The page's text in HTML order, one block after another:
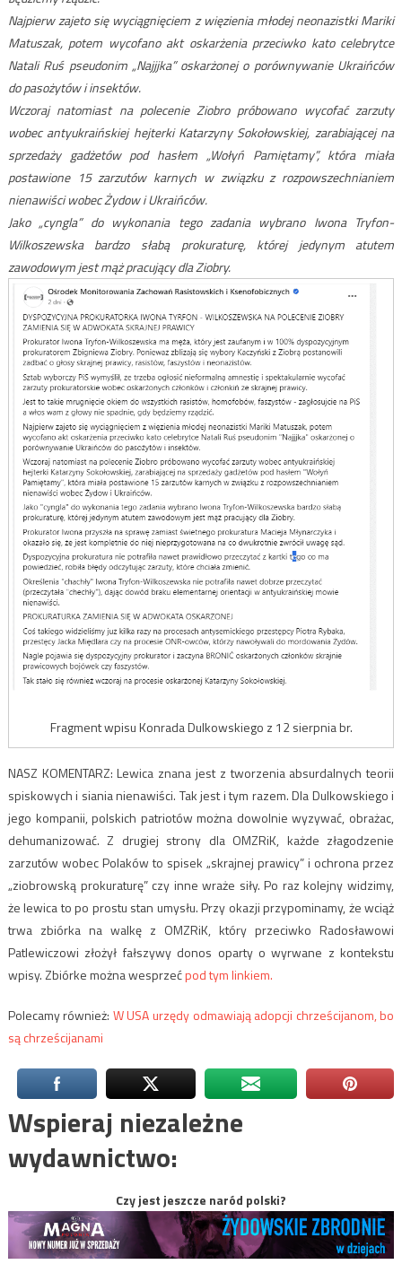
Najpierw zajeto się wyciągnięciem z więzienia młodej neonazistki Mariki
Matuszak, potem wycofano akt oskarżenia przeciwko kato celebrytce
Natali Ruś pseudonim „Najjjka” oskarżonej o porównywanie Ukraińców
do pasożytów i insektów.
Wczoraj natomiast na polecenie Ziobro próbowano wycofać zarzuty
wobec antyukraińskiej hejterki Katarzyny Sokołowskiej, zarabiającej na
sprzedaży gadżetów pod hasłem „Wołyń Pamiętamy”, która miała
postawione 15 zarzutów karnych w związku z rozpowszechnianiem
nienawiści wobec Żydow i Ukraińców.
Jako „cyngla” do wykonania tego zadania wybrano Iwona Tryfon-
Wilkoszewska bardzo słabą prokuraturę, której jedynym atutem
zawodowym jest mąż pracujący dla Ziobry.
Fragment wpisu Konrada Dulkowskiego z 12 sierpnia br.
NASZ KOMENTARZ: Lewica znana jest z tworzenia absurdalnych teorii
spiskowych i siania nienawiści. Tak jest i tym razem. Dla Dulkowskiego i
jego kompanii, polskich patriotów można dowolnie wyzywać, obrażac,
dehumanizować. Z drugiej strony dla OMZRiK, każde złagodzenie
zarzutów wobec Polaków to spisek „skrajnej prawicy” i ochrona przez
„ziobrowską prokuraturę” czy inne wraże siły. Po raz kolejny widzimy,
że lewica to po prostu stan umysłu. Przy okazji przypominamy, że wciąż
trwa zbiórka na walkę z OMZRiK, który przeciwko Radosławowi
Patlewiczowi złożył fałszywy donos oparty o wyrwane z kontekstu
wpisy. Zbiórke można wesprzećpod tym linkiem.
Polecamy również: W USA urzędy odmawiają adopcji chrześcijanom, bo
są chrześcijanami
Wspieraj niezależne
wydawnictwo:
Czy jest jeszcze naród polski?